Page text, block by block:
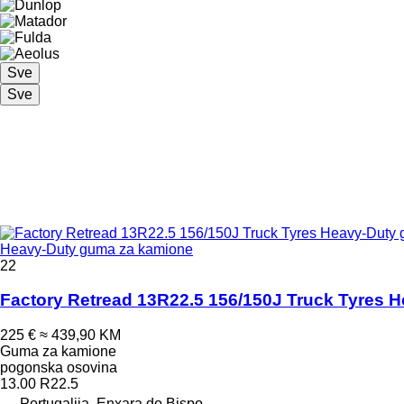
Sve
Sve
Heavy-Duty guma za kamione
22
Factory Retread 13R22.5 156/150J Truck Tyres
225 € ≈ 439,90 KM
Guma za kamione
pogonska osovina
13.00 R22.5